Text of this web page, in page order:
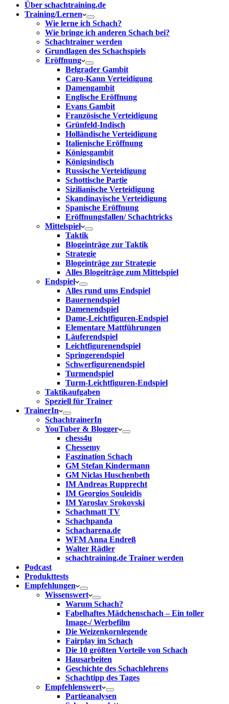
Über schachtraining.de
Training/Lernen
Wie lerne ich Schach?
Wie bringe ich anderen Schach bei?
Schachtrainer werden
Grundlagen des Schachspiels
Eröffnung
Belgrader Gambit
Caro-Kann Verteidigung
Damengambit
Englische Eröffnung
Evans Gambit
Französische Verteidigung
Grünfeld-Indisch
Holländische Verteidigung
Italienische Eröffnung
Königsgambit
Königsindisch
Russische Verteidigung
Schottische Partie
Sizilianische Verteidigung
Skandinavische Verteidigung
Spanische Eröffnung
Eröffnungsfallen/ Schachtricks
Mittelspiel
Taktik
Blogeinträge zur Taktik
Strategie
Blogeinträge zur Strategie
Alles Blogeiträge zum Mittelspiel
Endspiel
Alles rund ums Endspiel
Bauernendspiel
Damenendspiel
Dame-Leichtfiguren-Endspiel
Elementare Mattführungen
Läuferendspiel
Leichtfigurenendspiel
Springerendspiel
Schwerfigurenendspiel
Turmendspiel
Turm-Leichtfiguren-Endspiel
Taktikaufgaben
Speziell für Trainer
TrainerIn
SchachtrainerIn
YouTuber & Blogger
chess4u
Chessemy
Faszination Schach
GM Stefan Kindermann
GM Niclas Huschenbeth
IM Andreas Rupprecht
IM Georgios Souleidis
IM Yaroslav Srokovski
Schachmatt TV
Schachpanda
Schacharena.de
WFM Anna Endreß
Walter Rädler
schachtraining.de Trainer werden
Podcast
Produkttests
Empfehlungen
Wissenswert
Warum Schach?
Fabelhaftes Mädchenschach – Ein toller
Image-/ Werbefilm
Die Weizenkornlegende
Fairplay im Schach
Die 10 größten Vorteile von Schach‎
Hausarbeiten
Geschichte des Schachlehrens
Schachtipp des Tages
Empfehlenswert
Partieanalysen